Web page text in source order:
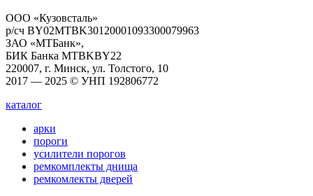
ООО «Кузовсталь»
р/сч BY02MTBK30120001093300079963
ЗАО «МТБанк»,
БИК Банка MTBKBY22
220007, г. Минск, ул. Толстого, 10
2017 — 2025 © УНП 192806772
каталог
арки
пороги
усилители порогов
ремкомплекты днища
ремкомлекты дверей